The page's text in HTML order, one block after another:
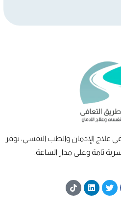
الإدمان والطب النفسي، نوفر
تامة وعلى مدار الساعة.
T
w
L
i
T
i